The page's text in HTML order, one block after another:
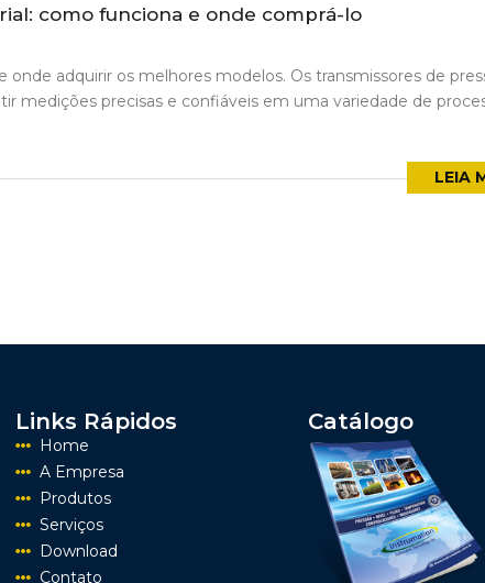
como funciona e onde comprá-lo
onde adquirir os melhores modelos. Os transmissores de
medições precisas e confiáveis em uma variedade de
LEIA
Links Rápidos
Home
A Empresa
Produtos
Serviços
Download
Contato
Catálogo